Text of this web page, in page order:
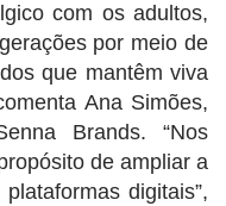
com os adultos,
por meio de
que mantêm viva
Ana Simões,
Brands. “Nos
de ampliar a
digitais”,